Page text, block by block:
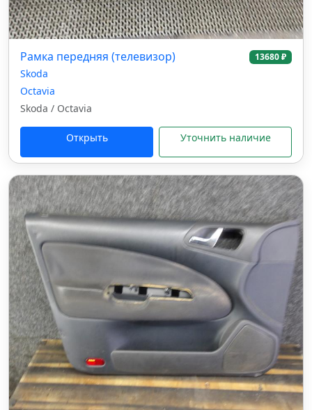
Рамка передняя (телевизор) 13680 ₽
Skoda
Octavia
Skoda / Octavia
Открыть Уточнить наличие